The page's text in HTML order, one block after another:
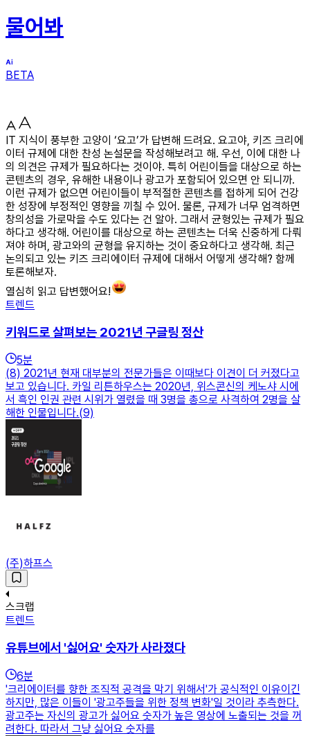
물어봐
BETA
IT 지식이 풍부한 고양이 ‘요고’가 답변해 드려요. 요고야, 키즈 크리에
이터 규제에 대한 찬성 논설문을 작성해보려고 해. 우선, 이에 대한 나
의 의견은 규제가 필요하다는 것이야. 특히 어린이들을 대상으로 하는
콘텐츠의 경우, 유해한 내용이나 광고가 포함되어 있으면 안 되니까.
이런 규제가 없으면 어린이들이 부적절한 콘텐츠를 접하게 되어 건강
한 성장에 부정적인 영향을 끼칠 수 있어. 물론, 규제가 너무 엄격하면
창의성을 가로막을 수도 있다는 건 알아. 그래서 균형있는 규제가 필요
하다고 생각해. 어린이를 대상으로 하는 콘텐츠는 더욱 신중하게 다뤄
져야 하며, 광고와의 균형을 유지하는 것이 중요하다고 생각해. 최근
논의되고 있는 키즈 크리에이터 규제에 대해서 어떻게 생각해? 함께
토론해보자.
열심히 읽고 답변했어요!
트렌드
키워드로 살펴보는 2021년 구글링 정산
5분
(8) 2021년 현재 대부분의 전문가들은 이때보다 이견이 더 커졌다고
보고 있습니다. 카일 리튼하우스는 2020년, 위스콘신의 케노샤 시에
서 흑인 인권 관련 시위가 열렸을 때 3명을 총으로 사격하여 2명을 살
해한 인물입니다.(9)
(주)하프스
스크랩
트렌드
유튜브에서 '싫어요' 숫자가 사라졌다
6분
'크리에이터를 향한 조직적 공격을 막기 위해서'가 공식적인 이유이긴
하지만, 많은 이들이 '광고주들을 위한 정책 변화'일 것이라 추측한다.
광고주는 자신의 광고가 싫어요 숫자가 높은 영상에 노출되는 것을 꺼
려한다. 따라서 그냥 싫어요 숫자를